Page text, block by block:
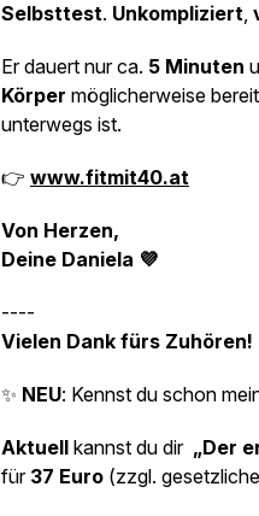
Selbsttest. Unkompliziert,
Er dauert nur ca. 5 Minuten
Körper möglicherweise
unterwegs ist.
👉 www.fitmit40.at
Von Herzen,
Deine Daniela 💜
----
Vielen Dank fürs Zuhören!
✨ NEU: Kennst du schon
Aktuell kannst du dir „Der
für 37 Euro (zzgl.